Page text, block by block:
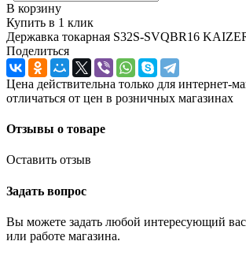
В корзину
Купить в 1 клик
Державка токарная S32S-SVQBR16
Поделиться
Цена действительна только для интернет-
отличаться от цен в розничных магазинах
Отзывы о товаре
Оставить отзыв
Задать вопрос
Вы можете задать любой интересующий
или работе магазина.